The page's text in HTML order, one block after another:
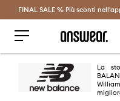
FINAL SALE % Più sconti
La